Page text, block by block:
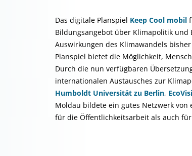
Das digitale Planspiel Keep Cool mobil
Bildungsangebot über Klimapolitik
Auswirkungen des Klimawandels
Planspiel bietet die Möglichkeit,
Durch die nun verfügbaren
internationalen Austausches zur
Humboldt Universität zu Berlin,
Moldau bildete ein gutes Netzwerk von
für die Öffentlichkeitsarbeit als auch